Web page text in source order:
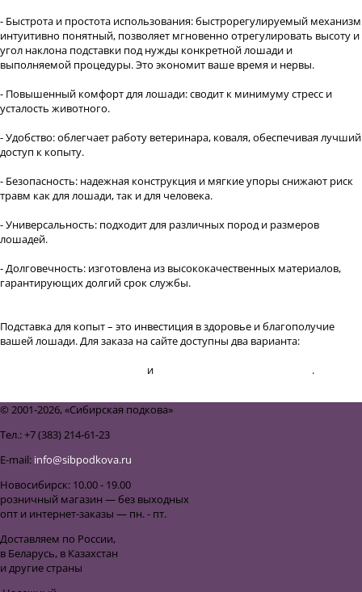
- Быстрота и простота использования: быстрорегулируемый механизм
интуитивно понятный, позволяет мгновенно отрегулировать высоту и
угол наклона подставки под нужды конкретной лошади и
выполняемой процедуры. Это экономит ваше время и нервы.
- Повышенный комфорт для лошади: сводит к минимуму стресс и
усталость животного.
- Удобство: облегчает работу ветеринара, коваля, обеспечивая лучший
доступ к копыту.
- Безопасность: надежная конструкция и мягкие упоры снижают риск
травм как для лошади, так и для человека.
- Универсальность: подходит для различных пород и размеров
лошадей.
- Долговечность: изготовлена из высококачественных материалов,
гарантирующих долгий срок службы.
Подставка для копыт – это инвестиция в здоровье и благополучие
вашей лошади. Для заказа на сайте доступны два варианта:
и
.
© 2001-2026, «Сибирская подкова»
Тел.: +7 (383) 214-61-23
E-mail: info@sibpodkova.ru
Новосибирск: 10.00 - 19.00
розничный магазин — без выходных
опт и интернет-заказы — пн. - пт.
Доставляем по России,
в Беларусь, в Казахстан
и другие страны